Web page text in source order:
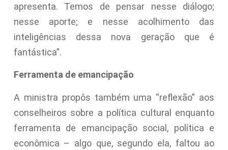
apresenta. Temos de pensar nesse diálogo;
nesse aporte; e nesse acolhimento das
inteligências dessa nova geração que é
fantástica”.
Ferramenta de emancipação
A ministra propôs também uma “reflexão” aos
conselheiros sobre a política cultural enquanto
ferramenta de emancipação social, política e
econômica – algo que, segundo ela, faltou ao